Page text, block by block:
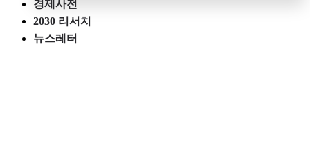
경제사전
2030 리서치
뉴스레터